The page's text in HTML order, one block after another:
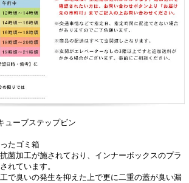
ューブステップビン
たゴミ箱
菌加工が施されており、インナーボックスのプラ
れています。
で臭いの発生を抑えた上で更に二重の蓋が臭い漏